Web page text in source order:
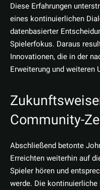
Diese Erfahrungen
eines kontinuierlichen
datenbasierter
Spielerfokus. Daraus
Innovationen, die in der
Erweiterung und weiteren
Community-
Abschließend betonte
Erreichten weiterhin auf
Spieler hören und
werde. Die